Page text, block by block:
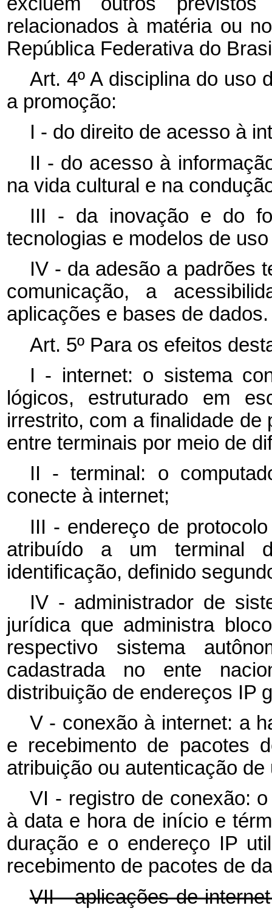
relacionados à matéria ou
República Federativa do
Art. 4º A disciplina do uso
a promoção:
I - do direito de acesso à
II - do acesso à
na vida cultural e na
III - da inovação e do
tecnologias e modelos de
IV - da adesão a padrões
comunicação, a
aplicações e bases de dados.
Art. 5º Para os efeitos
I - internet: o sistema
lógicos, estruturado em
irrestrito, com a finalidade
entre terminais por meio de
II - terminal: o
conecte à internet;
III - endereço de
atribuído a um terminal
identificação, definido
IV - administrador de
jurídica que administra
respectivo sistema
cadastrada no ente
distribuição de endereços IP
V - conexão à internet: a
e recebimento de pacotes
atribuição ou autenticação
VI - registro de conexão:
à data e hora de início e
duração e o endereço IP
recebimento de pacotes de
VII - aplicações de